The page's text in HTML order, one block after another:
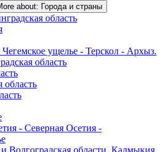
about: Города и страны
область
Чегемское ущелье - Терскол - Архыз.
область
область
- Северная Осетия -
и Волгоградская области, Калмыкия